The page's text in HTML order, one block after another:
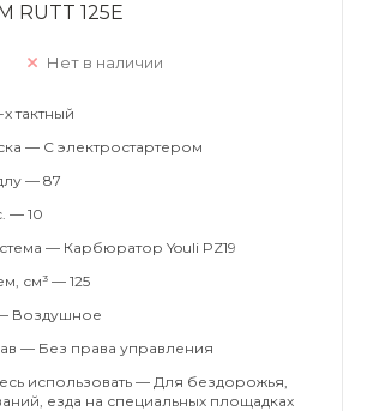
RUTT 125E
Нет в наличии
— 4-х тактный
Система запуска — С электростартером
— 87
— 10
— Карбюратор Youli PZ19
см³ — 125
Воздушное
— Без права управления
использовать — Для бездорожья,
езда на специальных площадках